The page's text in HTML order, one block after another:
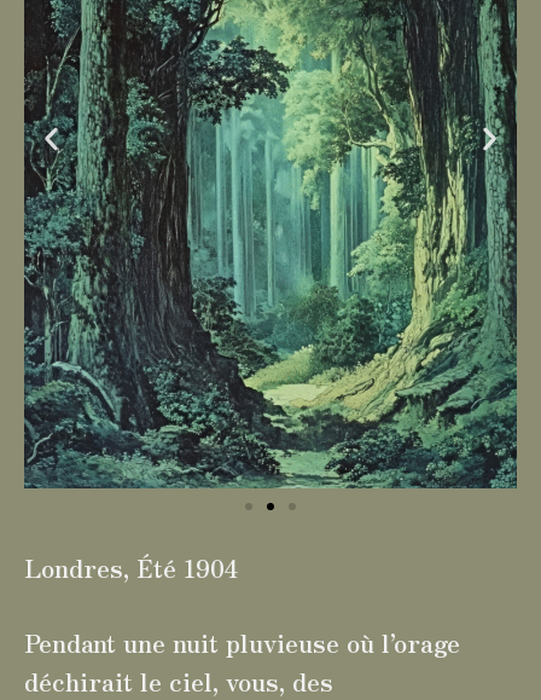
Londres, Été 1904
Pendant une nuit pluvieuse où l’orage
déchirait le ciel, vous, des